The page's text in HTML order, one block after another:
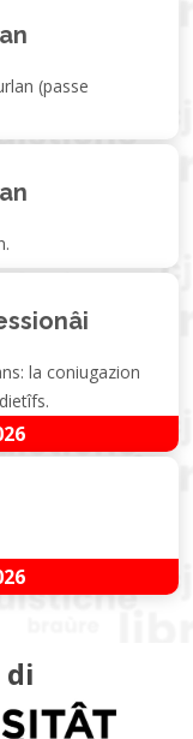
(passe
la coniugazion